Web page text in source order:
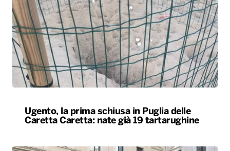
Ugento, la prima schiusa in Puglia delle
Caretta Caretta: nate già 19 tartarughine